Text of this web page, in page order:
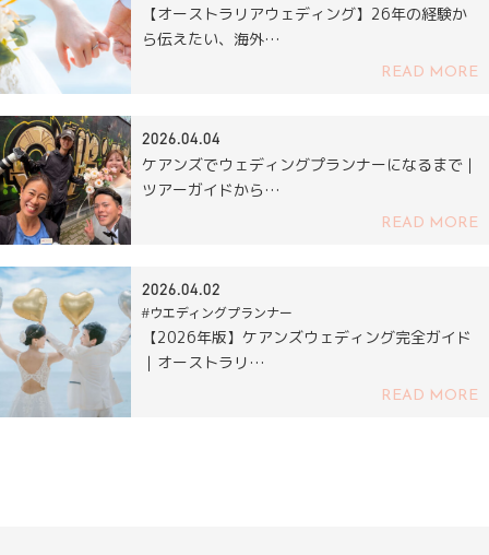
【オーストラリアウェディング】26年の経験か
ら伝えたい、海外…
READ MORE
2026.04.04
ケアンズでウェディングプランナーになるまで｜
ツアーガイドから…
READ MORE
2026.04.02
#ウエディングプランナー
【2026年版】ケアンズウェディング完全ガイド
｜オーストラリ…
READ MORE